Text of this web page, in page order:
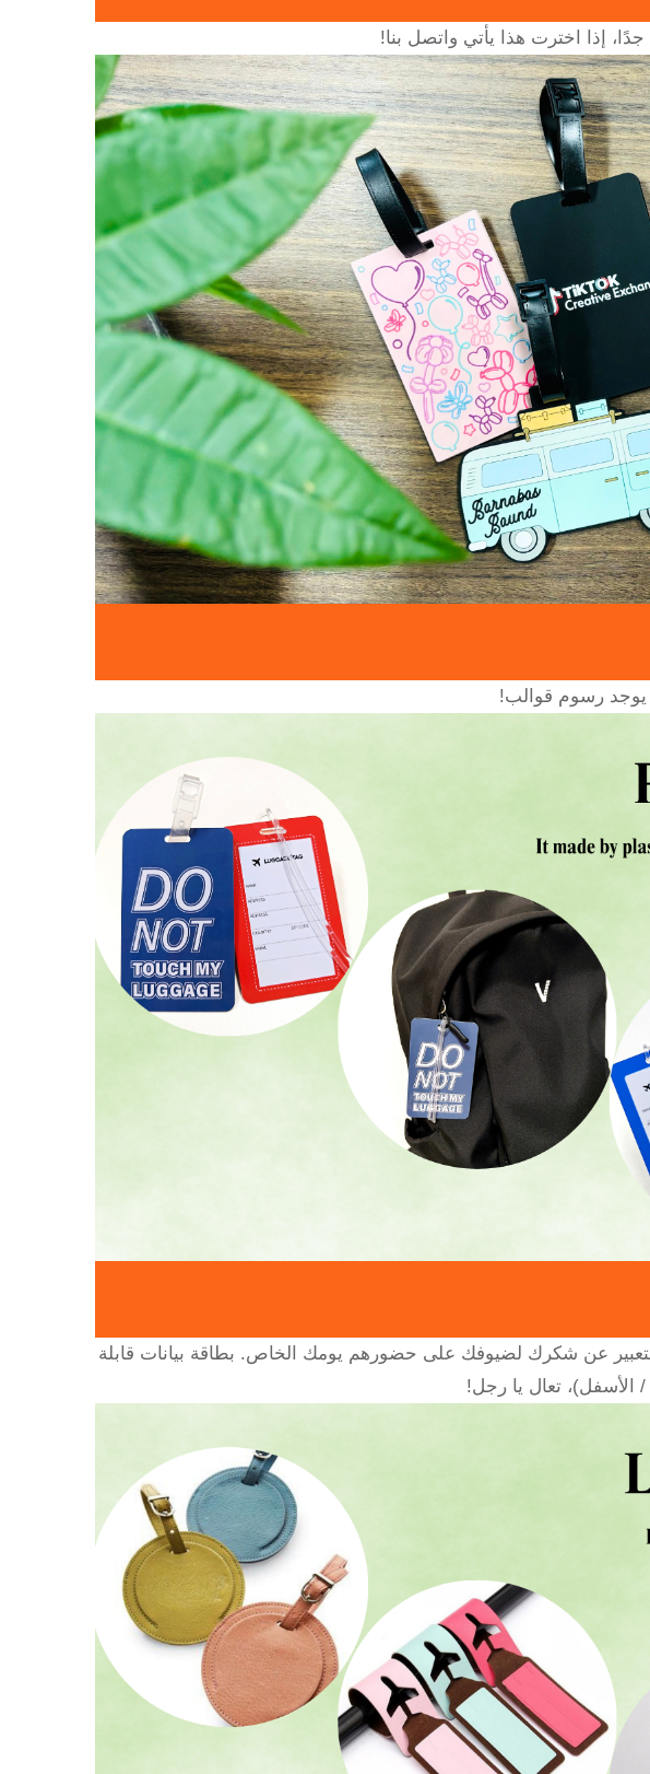
عن شكرك لضيوفك على حضورهم يومك الخاص. بطاقة بيانات قابلة
/ الأسفل)، تعال يا رجل!